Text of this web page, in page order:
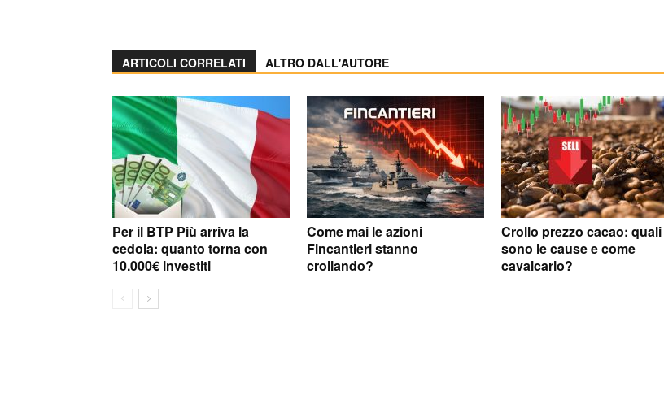
ARTICOLI CORRELATI ALTRO DALL'AUTORE
Per il BTP Più arriva la
cedola: quanto torna con
10.000€ investiti
Come mai le azioni
Fincantieri stanno
crollando?
Crollo prezzo cacao: quali
sono le cause e come
cavalcarlo?